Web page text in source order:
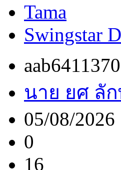
Tama
Swingstar
aab6411370
นาย ยศ ลั
05/08/2026
0
16